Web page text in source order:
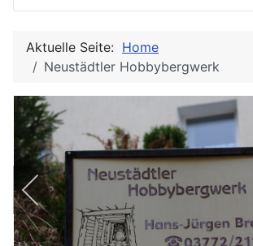
Aktuelle Seite: Home
Neustädtler Hobbybergwerk